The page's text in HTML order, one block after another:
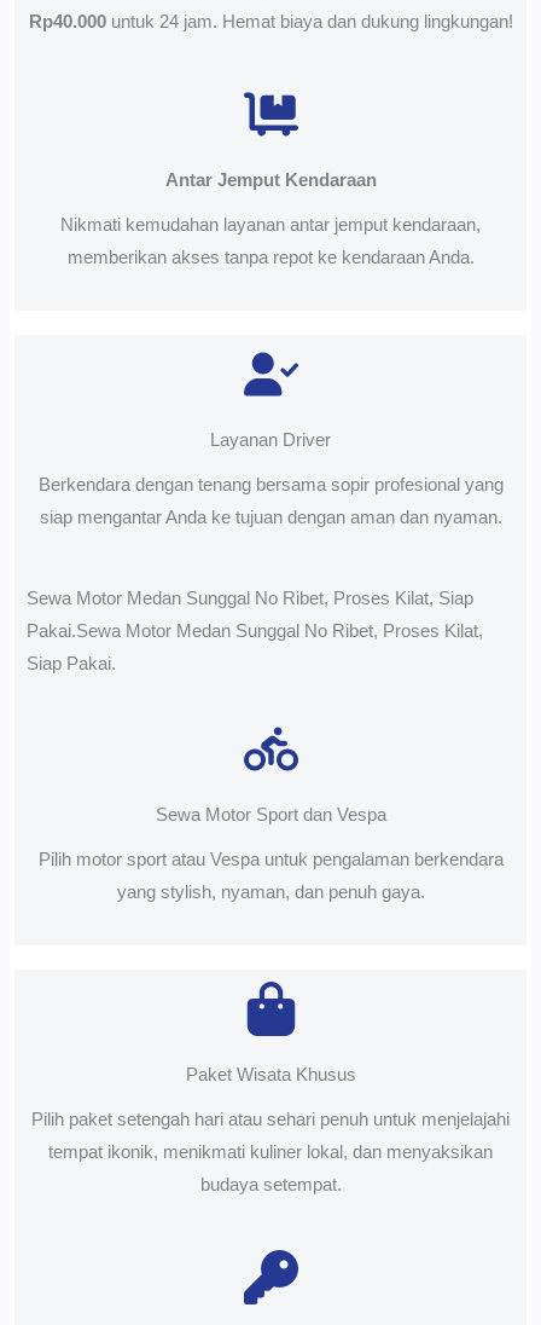
Rp40.000untuk 24 jam. Hemat biaya dan dukung lingkungan!
Antar Jemput Kendaraan
Nikmati kemudahan layanan antar jemput kendaraan,
memberikan akses tanpa repot ke kendaraan Anda.
Layanan Driver
Berkendara dengan tenang bersama sopir profesional yang
siap mengantar Anda ke tujuan dengan aman dan nyaman.
Sewa Motor Medan Sunggal No Ribet, Proses Kilat, Siap
Pakai.Sewa Motor Medan Sunggal No Ribet, Proses Kilat,
Siap Pakai.
Sewa Motor Sport dan Vespa
Pilih motor sport atau Vespa untuk pengalaman berkendara
yang stylish, nyaman, dan penuh gaya.
Paket Wisata Khusus
Pilih paket setengah hari atau sehari penuh untuk menjelajahi
tempat ikonik, menikmati kuliner lokal, dan menyaksikan
budaya setempat.